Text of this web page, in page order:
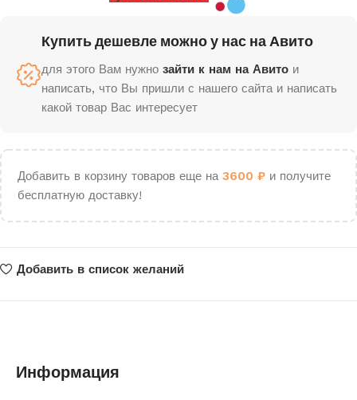
Купить дешевле можно у нас на Авито
для этого Вам нужно зайти к нам на Авито и
написать, что Вы пришли с нашего сайта и написать
какой товар Вас интересует
Добавить в корзину товаров еще на 3600 ₽ и получите
бесплатную доставку!
Добавить в список желаний
Информация